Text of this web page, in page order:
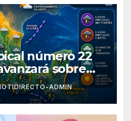
número 22
sobre
ADMIN